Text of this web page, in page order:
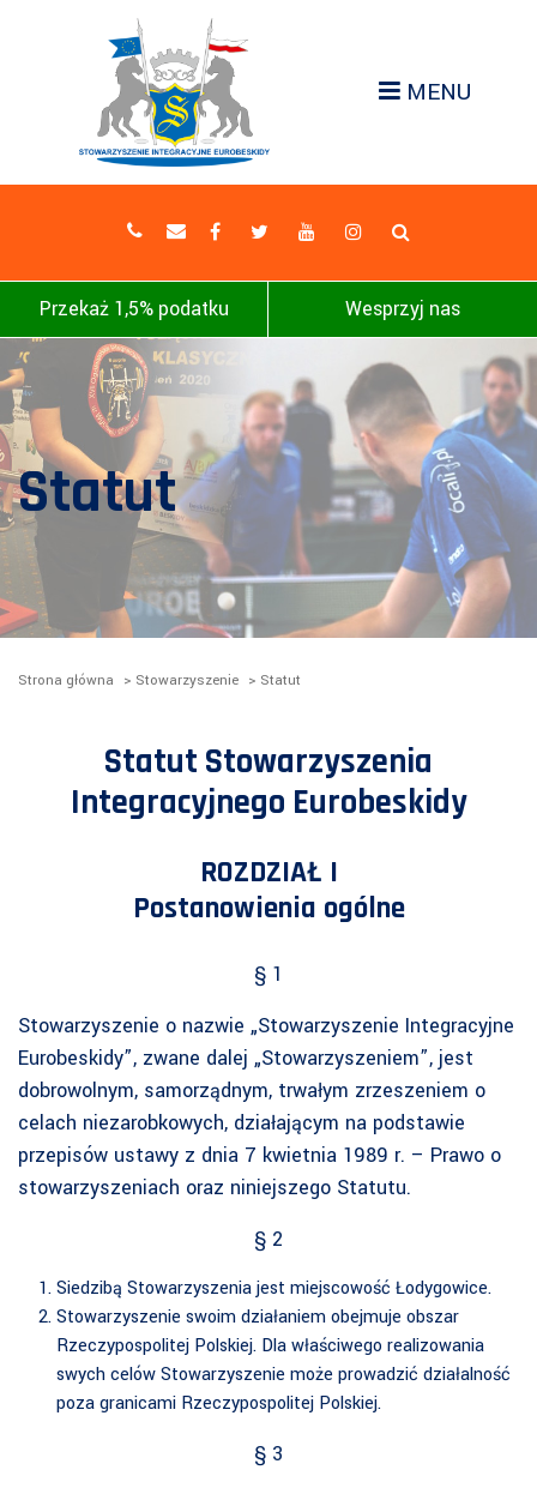
MENU
Przekaż 1,5% podatku Wesprzyj nas
Statut
Strona główna > Stowarzyszenie > Statut
Statut Stowarzyszenia
Integracyjnego Eurobeskidy
ROZDZIAŁ I
Postanowienia ogólne
§ 1
Stowarzyszenie o nazwie „Stowarzyszenie Integracyjne
Eurobeskidy”, zwane dalej „Stowarzyszeniem”, jest
dobrowolnym, samorządnym, trwałym zrzeszeniem o
celach niezarobkowych, działającym na podstawie
przepisów ustawy z dnia 7 kwietnia 1989 r. – Prawo o
stowarzyszeniach oraz niniejszego Statutu.
§ 2
Siedzibą Stowarzyszenia jest miejscowość Łodygowice.
Stowarzyszenie swoim działaniem obejmuje obszar
Rzeczypospolitej Polskiej. Dla właściwego realizowania
swych celów Stowarzyszenie może prowadzić działalność
poza granicami Rzeczypospolitej Polskiej.
§ 3